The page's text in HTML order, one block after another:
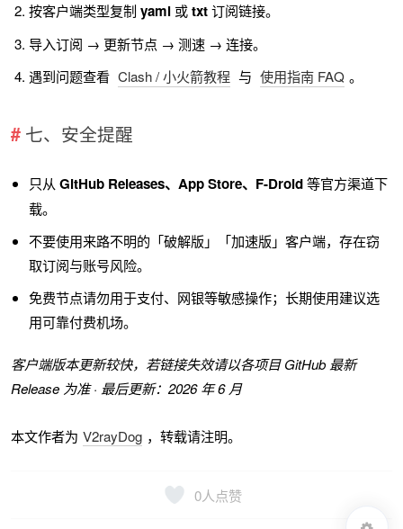
按客户端类型复制 yaml或txt订阅链接。
导入订阅 → 更新节点 → 测速 → 连接。
遇到问题查看 Clash / 小火箭教程 与 使用指南 FAQ 。
七、安全提醒
只从 GitHub Releases、App Store、F-Droid等官方渠道下
载。
不要使用来路不明的「破解版」「加速版」客户端，存在窃
取订阅与账号风险。
免费节点请勿用于支付、网银等敏感操作；长期使用建议选
用可靠付费机场。
客户端版本更新较快，若链接失效请以各项目 GitHub 最新
Release 为准 · 最后更新：2026 年 6 月
本文作者为 V2rayDog ，转载请注明。
0人点赞